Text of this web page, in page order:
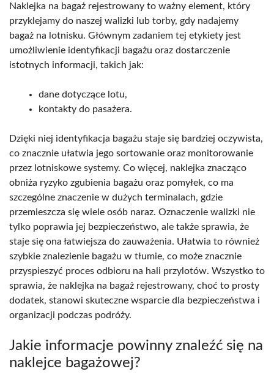
Naklejka na bagaż rejestrowany to ważny element, który
przyklejamy do naszej walizki lub torby, gdy nadajemy
bagaż na lotnisku. Głównym zadaniem tej etykiety jest
umożliwienie identyfikacji bagażu oraz dostarczenie
istotnych informacji, takich jak:
dane dotyczące lotu,
kontakty do pasażera.
Dzięki niej identyfikacja bagażu staje się bardziej oczywista,
co znacznie ułatwia jego sortowanie oraz monitorowanie
przez lotniskowe systemy. Co więcej, naklejka znacząco
obniża ryzyko zgubienia bagażu oraz pomyłek, co ma
szczególne znaczenie w dużych terminalach, gdzie
przemieszcza się wiele osób naraz. Oznaczenie walizki nie
tylko poprawia jej bezpieczeństwo, ale także sprawia, że
staje się ona łatwiejsza do zauważenia. Ułatwia to również
szybkie znalezienie bagażu w tłumie, co może znacznie
przyspieszyć proces odbioru na hali przylotów. Wszystko to
sprawia, że naklejka na bagaż rejestrowany, choć to prosty
dodatek, stanowi skuteczne wsparcie dla bezpieczeństwa i
organizacji podczas podróży.
Jakie informacje powinny znaleźć się na
naklejce bagażowej?